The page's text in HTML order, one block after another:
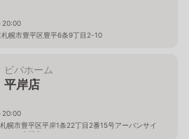
20:00
札幌市豊平区豊平6条9丁目2-10
ビバホーム
平岸店
20:00
幌市豊平区平岸1条22丁目2番15号アーバンサイ
ンヘン大橋内